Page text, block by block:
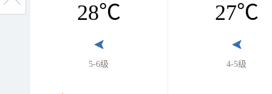
28℃
5-6级
27℃
4-5级